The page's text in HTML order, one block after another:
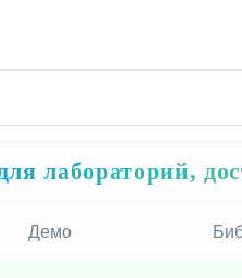
лабораторий,
Демо